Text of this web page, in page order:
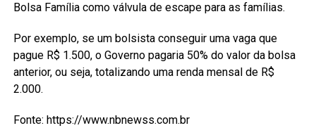
Bolsa Família como válvula de escape para as famílias.
Por exemplo, se um bolsista conseguir uma vaga que
pague R$ 1.500, o Governo pagaria 50% do valor da bolsa
anterior, ou seja, totalizando uma renda mensal de R$
2.000.
Fonte: https://www.nbnewss.com.br